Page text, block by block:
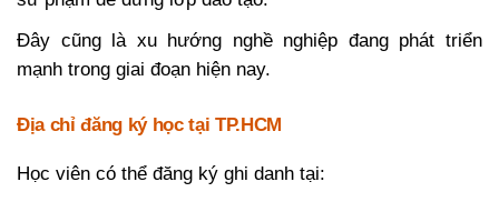
Đây cũng là xu hướng nghề nghiệp đang phát triển
mạnh trong giai đoạn hiện nay.
Địa chỉ đăng ký học tại TP.HCM
Học viên có thể đăng ký ghi danh tại: